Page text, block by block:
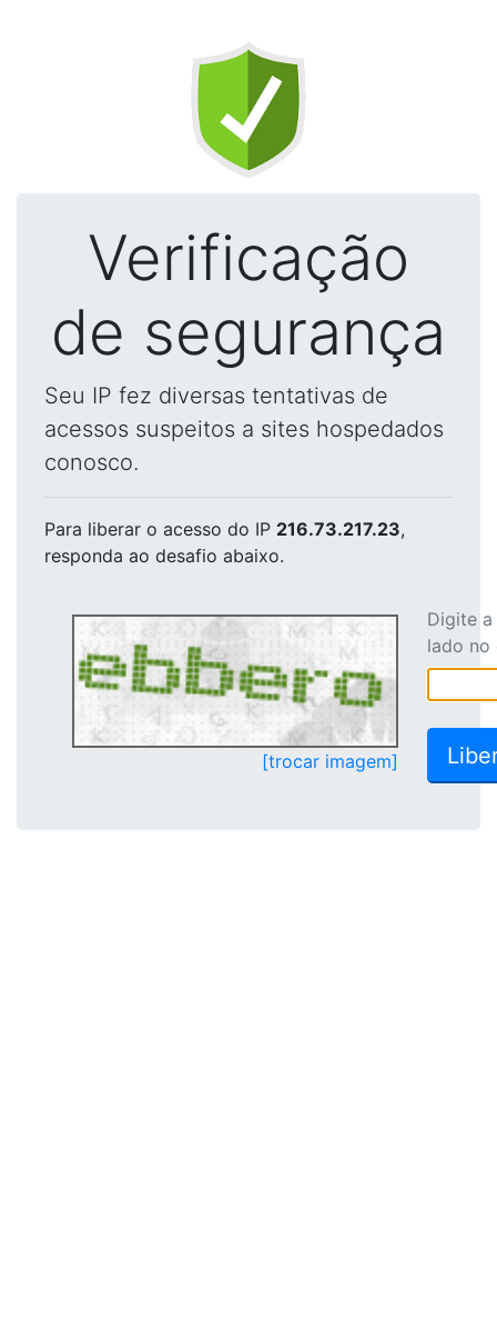
Verificação
de segurança
Seu IP fez diversas tentativas de
acessos suspeitos a sites hospedados
conosco.
Para liberar o acesso do IP 216.73.217.23,
responda ao desafio abaixo.
[trocar imagem]
Digite
lado no